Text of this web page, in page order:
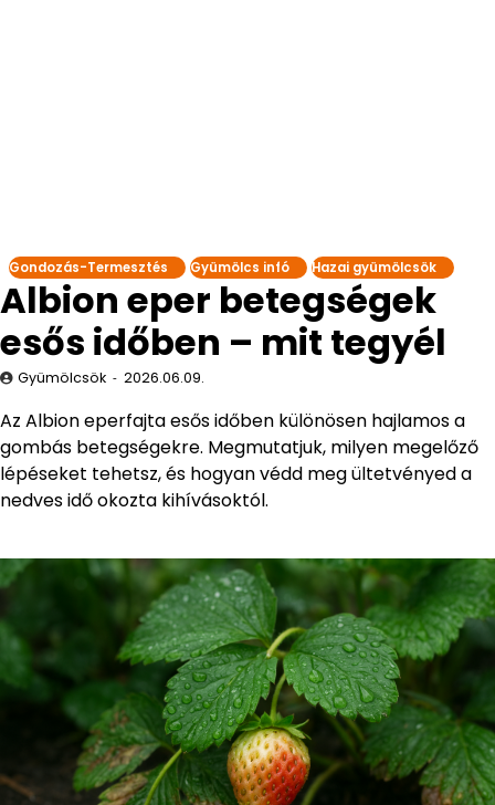
Gondozás-Termesztés Gyümölcs infó Hazai gyümölcsök
Albion eper betegségek
esős időben – mit tegyél
Gyümölcsök 2026.06.09.
Az Albion eperfajta esős időben különösen hajlamos a
gombás betegségekre. Megmutatjuk, milyen megelőző
lépéseket tehetsz, és hogyan védd meg ültetvényed a
nedves idő okozta kihívásoktól.